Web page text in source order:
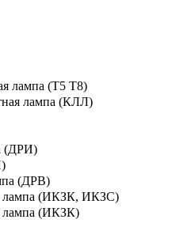
лампа (Т5 Т8)
лампа (КЛЛ)
(ДРИ)
(ДРВ)
лампа (ИКЗК, ИКЗС)
лампа (ИКЗК)